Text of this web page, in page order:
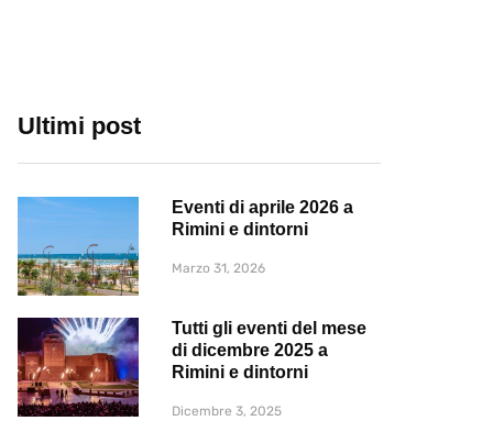
Ultimi post
Eventi di aprile 2026 a
Rimini e dintorni
Marzo 31, 2026
Tutti gli eventi del mese
di dicembre 2025 a
Rimini e dintorni
Dicembre 3, 2025